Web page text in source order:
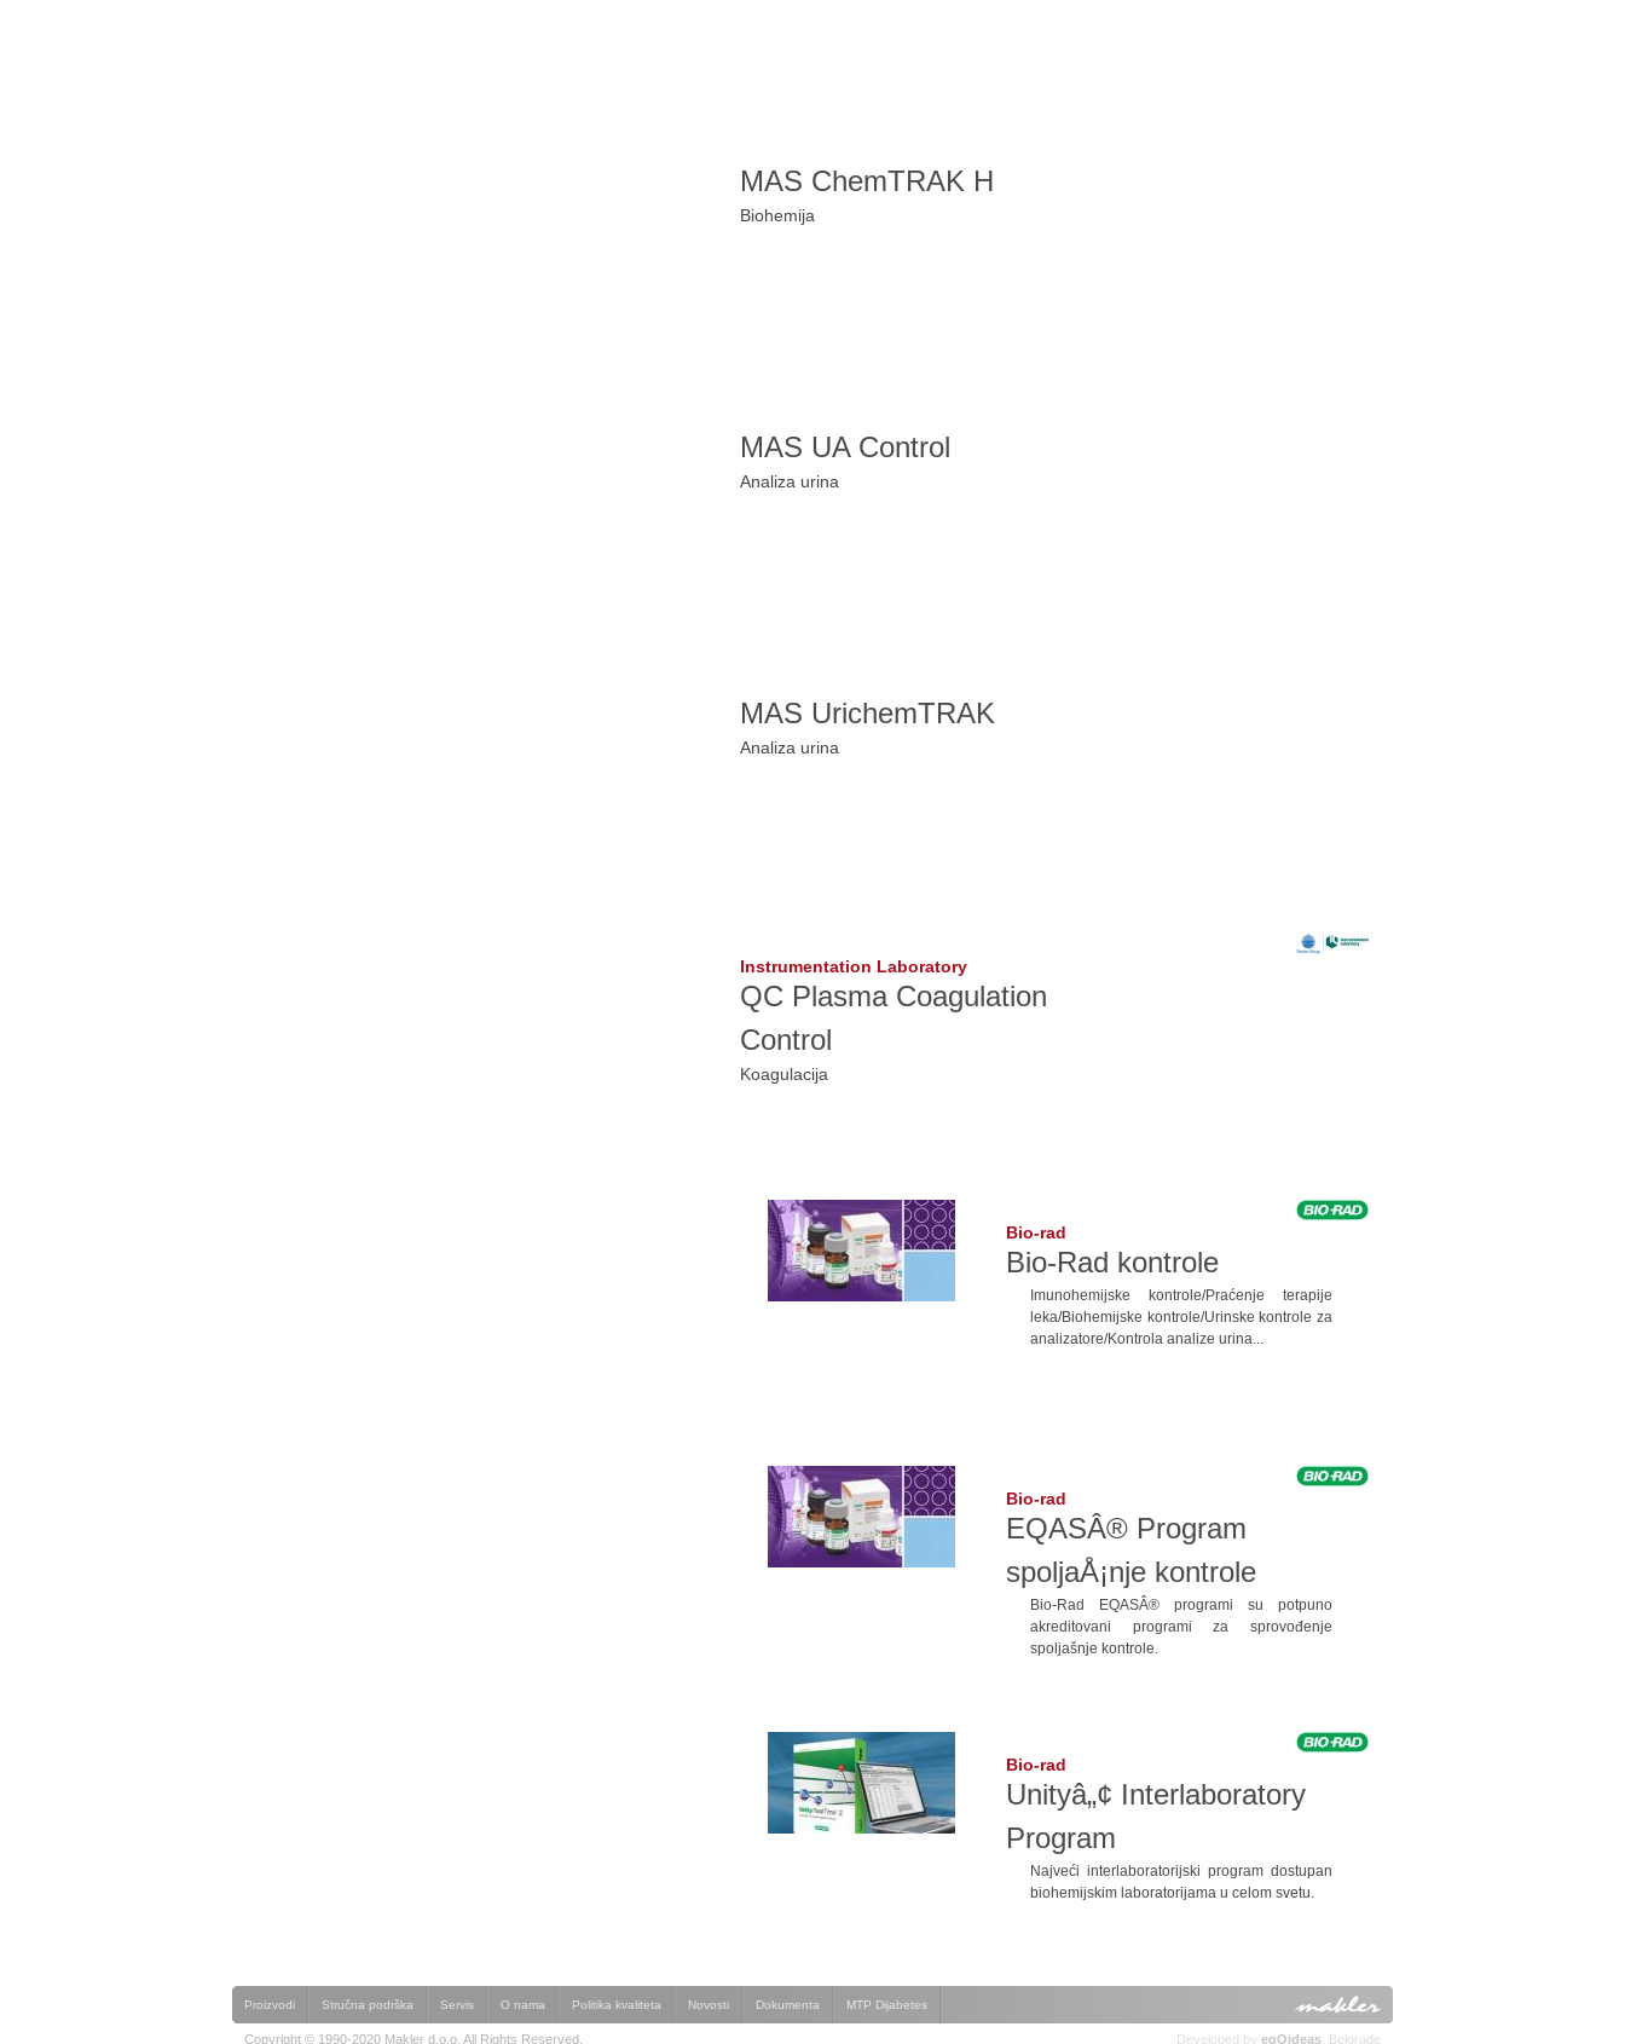
MAS ChemTRAK H
Biohemija
MAS UA Control
Analiza urina
MAS UrichemTRAK
Analiza urina
Instrumentation Laboratory
QC Plasma Coagulation
Control
Koagulacija
Bio-rad
Bio-Rad kontrole
Imunohemijske kontrole/Praćenje terapije
leka/Biohemijske kontrole/Urinske kontrole za
analizatore/Kontrola analize urina...
Bio-rad
EQASÂ® Program
spoljaÅ¡nje kontrole
Bio-Rad EQASÂ® programi su potpuno
akreditovani programi za sprovođenje
spoljašnje kontrole.
Bio-rad
Unityâ„¢ Interlaboratory
Program
Najveći interlaboratorijski program dostupan
biohemijskim laboratorijama u celom svetu.
Proizvodi Stručna podrška Servis O nama Politika kvaliteta Novosti Dokumenta MTP Dijabetes
Copyright © 1990-2020 Makler d.o.o. All Rights Reserved. Developed by egOideas , Belgrade